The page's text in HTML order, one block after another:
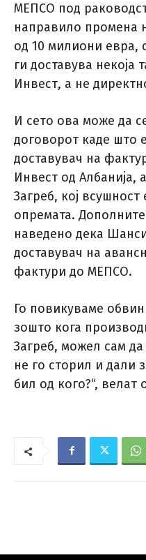
МЕПСО под
направило промена
од 10 милиони евра,
ги доставува
Инвест, а не
И сето ова може да
договорот каде што
доставувач на
Инвест од Албанија,
Загреб, кој
опремата.
наведено дека
доставувач на
фактури до МЕПСО.
Го повикуваме
зошто кога
Загреб, можел сам да
не го сторил и дали
бил од кого?“, велат